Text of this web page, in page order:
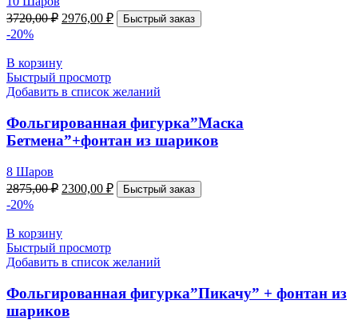
3720,00₽ 2976,00 ₽ Быстрый заказ
-20%
В корзину
Быстрый просмотр
Добавить в список желаний
Фольгированная фигурка”Маска
Бетмена”+фонтан из шариков
8 Шаров
2875,00₽ 2300,00 ₽ Быстрый заказ
-20%
В корзину
Быстрый просмотр
Добавить в список желаний
Фольгированная фигурка”Пикачу” + фонтан из
шариков